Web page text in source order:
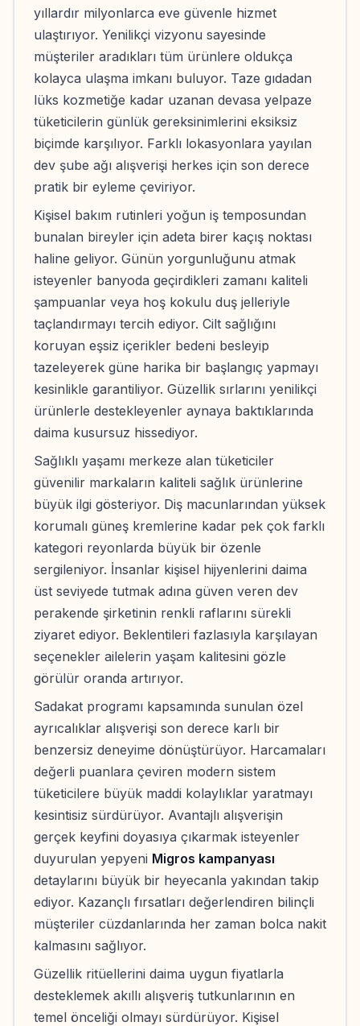
yıllardır milyonlarca eve güvenle hizmet
ulaştırıyor. Yenilikçi vizyonu sayesinde
müşteriler aradıkları tüm ürünlere oldukça
kolayca ulaşma imkanı buluyor. Taze gıdadan
lüks kozmetiğe kadar uzanan devasa yelpaze
tüketicilerin günlük gereksinimlerini eksiksiz
biçimde karşılıyor. Farklı lokasyonlara yayılan
dev şube ağı alışverişi herkes için son derece
pratik bir eyleme çeviriyor.
Kişisel bakım rutinleri yoğun iş temposundan
bunalan bireyler için adeta birer kaçış noktası
haline geliyor. Günün yorgunluğunu atmak
isteyenler banyoda geçirdikleri zamanı kaliteli
şampuanlar veya hoş kokulu duş jelleriyle
taçlandırmayı tercih ediyor. Cilt sağlığını
koruyan eşsiz içerikler bedeni besleyip
tazeleyerek güne harika bir başlangıç yapmayı
kesinlikle garantiliyor. Güzellik sırlarını yenilikçi
ürünlerle destekleyenler aynaya baktıklarında
daima kusursuz hissediyor.
Sağlıklı yaşamı merkeze alan tüketiciler
güvenilir markaların kaliteli sağlık ürünlerine
büyük ilgi gösteriyor. Diş macunlarından yüksek
korumalı güneş kremlerine kadar pek çok farklı
kategori reyonlarda büyük bir özenle
sergileniyor. İnsanlar kişisel hijyenlerini daima
üst seviyede tutmak adına güven veren dev
perakende şirketinin renkli raflarını sürekli
ziyaret ediyor. Beklentileri fazlasıyla karşılayan
seçenekler ailelerin yaşam kalitesini gözle
görülür oranda artırıyor.
Sadakat programı kapsamında sunulan özel
ayrıcalıklar alışverişi son derece karlı bir
benzersiz deneyime dönüştürüyor. Harcamaları
değerli puanlara çeviren modern sistem
tüketicilere büyük maddi kolaylıklar yaratmayı
kesintisiz sürdürüyor. Avantajlı alışverişin
gerçek keyfini doyasıya çıkarmak isteyenler
duyurulan yepyeni Migros kampanyası
detaylarını büyük bir heyecanla yakından takip
ediyor. Kazançlı fırsatları değerlendiren bilinçli
müşteriler cüzdanlarında her zaman bolca nakit
kalmasını sağlıyor.
Güzellik ritüellerini daima uygun fiyatlarla
desteklemek akıllı alışveriş tutkunlarının en
temel önceliği olmayı sürdürüyor. Kişisel